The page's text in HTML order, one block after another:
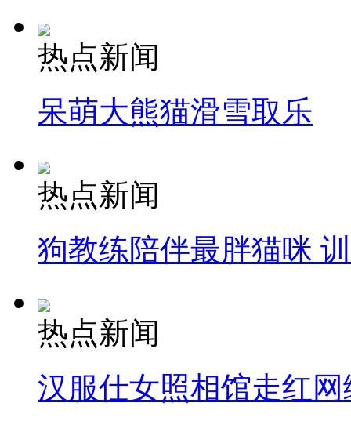
热点新闻
呆萌大熊猫滑雪取乐
热点新闻
狗教练陪伴最胖猫咪
热点新闻
汉服仕女照相馆走红网